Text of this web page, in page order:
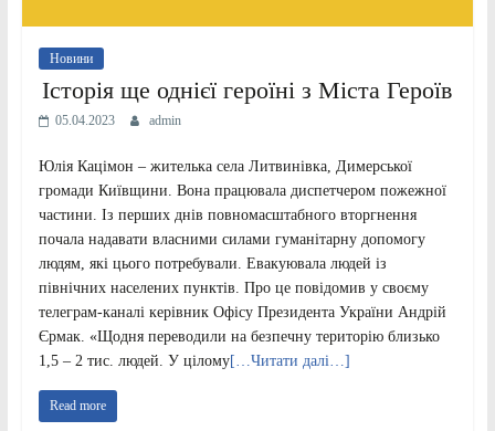
Новини
Історія ще однієї героїні з Міста Героїв
05.04.2023 admin
Юлія Кацімон – жителька села Литвинівка, Димерської
громади Київщини. Вона працювала диспетчером пожежної
частини. Із перших днів повномасштабного вторгнення
почала надавати власними силами гуманітарну допомогу
людям, які цього потребували. Евакуювала людей із
північних населених пунктів. Про це повідомив у своєму
телеграм-каналі керівник Офісу Президента України Андрій
Єрмак. «Щодня переводили на безпечну територію близько
1,5 – 2 тис. людей. У цілому[…Читати далі…]
Read more